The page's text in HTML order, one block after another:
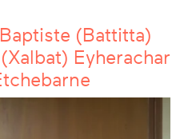
(Battitta)
Eyherachar